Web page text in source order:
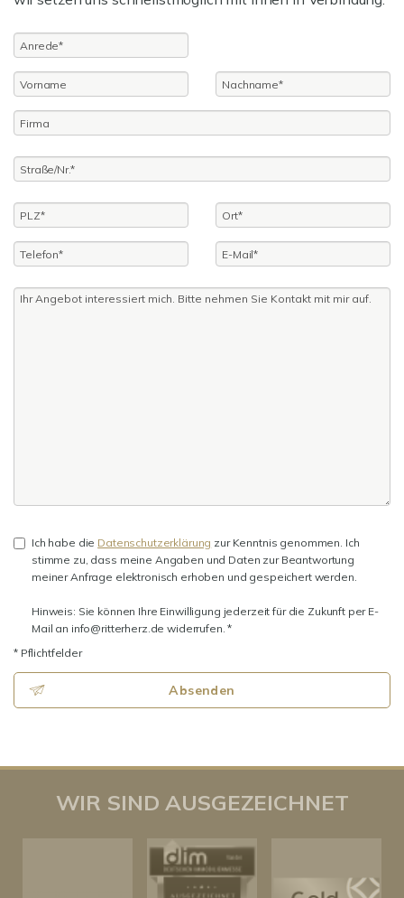
Ich habe die Datenschutzerklärung zur Kenntnis genommen. Ich
stimme zu, dass meine Angaben und Daten zur Beantwortung
meiner Anfrage elektronisch erhoben und gespeichert werden.
Hinweis: Sie können Ihre Einwilligung jederzeit für die Zukunft per E-
Mail an info@ritterherz.de widerrufen. *
* Pflichtfelder
Absenden
WIR SIND AUSGEZEICHNET